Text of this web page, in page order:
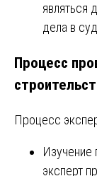
являться
дела в
Процесс
Процесс
Изучение
эксперт